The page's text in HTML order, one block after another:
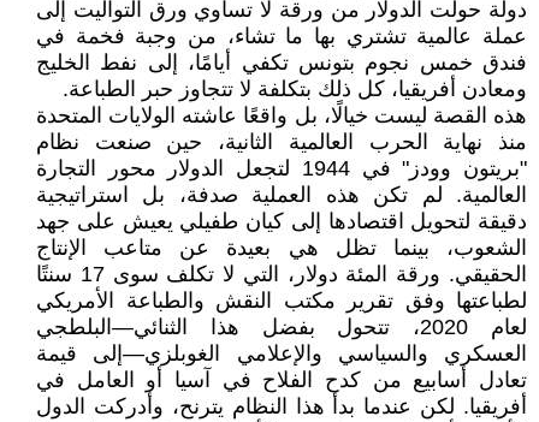
دولة حولت الدولار من ورقة لا تساوي ورق التواليت إلى
عملة عالمية تشتري بها ما تشاء، من وجبة فخمة في
فندق خمس نجوم بتونس تكفي أيامًا، إلى نفط الخليج
ومعادن أفريقيا، كل ذلك بتكلفة لا تتجاوز حبر الطباعة.
هذه القصة ليست خيالًا، بل واقعًا عاشته الولايات المتحدة
منذ نهاية الحرب العالمية الثانية، حين صنعت نظام
"بريتون وودز" في 1944 لتجعل الدولار محور التجارة
العالمية. لم تكن هذه العملية صدفة، بل استراتيجية
دقيقة لتحويل اقتصادها إلى كيان طفيلي يعيش على جهد
الشعوب، بينما تظل هي بعيدة عن متاعب الإنتاج
الحقيقي. ورقة المئة دولار، التي لا تكلف سوى 17 سنتًا
لطباعتها وفق تقرير مكتب النقش والطباعة الأمريكي
لعام 2020، تتحول بفضل هذا الثنائي—البلطجي
العسكري والسياسي والإعلامي الغوبلزي—إلى قيمة
تعادل أسابيع من كدح الفلاح في آسيا أو العامل في
أفريقيا. لكن عندما بدأ هذا النظام يترنح، وأدركت الدول